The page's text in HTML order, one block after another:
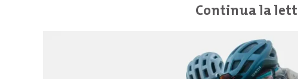
Continua la